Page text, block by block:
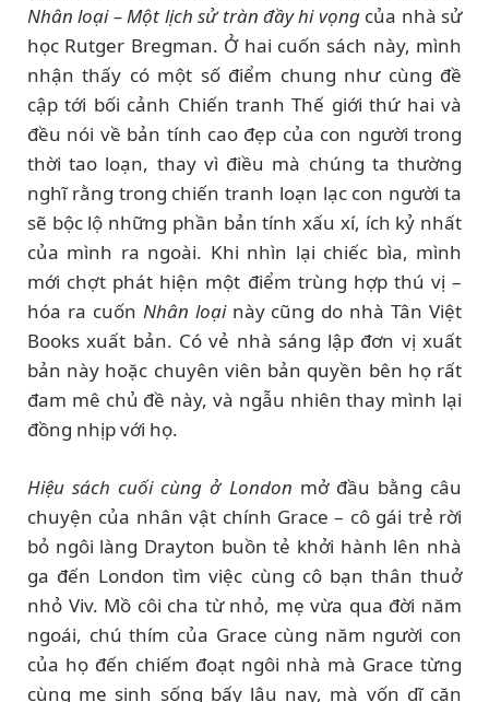
Nhân loại – Một lịch sử tràn đầy hi vọngcủa nhà sử
học Rutger Bregman. Ở hai cuốn sách này, mình
nhận thấy có một số điểm chung như cùng đề
cập tới bối cảnh Chiến tranh Thế giới thứ hai và
đều nói về bản tính cao đẹp của con người trong
thời tao loạn, thay vì điều mà chúng ta thường
nghĩ rằng trong chiến tranh loạn lạc con người ta
sẽ bộc lộ những phần bản tính xấu xí, ích kỷ nhất
của mình ra ngoài. Khi nhìn lại chiếc bìa, mình
mới chợt phát hiện một điểm trùng hợp thú vị –
hóa ra cuốn Nhân loạinày cũng do nhà Tân Việt
Books xuất bản. Có vẻ nhà sáng lập đơn vị xuất
bản này hoặc chuyên viên bản quyền bên họ rất
đam mê chủ đề này, và ngẫu nhiên thay mình lại
đồng nhịp với họ.
Hiệu sách cuối cùng ở London mở đầu bằng câu
chuyện của nhân vật chính Grace – cô gái trẻ rời
bỏ ngôi làng Drayton buồn tẻ khởi hành lên nhà
ga đến London tìm việc cùng cô bạn thân thuở
nhỏ Viv. Mồ côi cha từ nhỏ, mẹ vừa qua đời năm
ngoái, chú thím của Grace cùng năm người con
của họ đến chiếm đoạt ngôi nhà mà Grace từng
cùng mẹ sinh sống bấy lâu nay, mà vốn dĩ căn